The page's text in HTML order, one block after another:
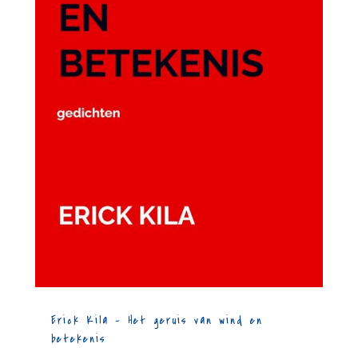
Erick Kila – Het geruis van wind en
betekenis